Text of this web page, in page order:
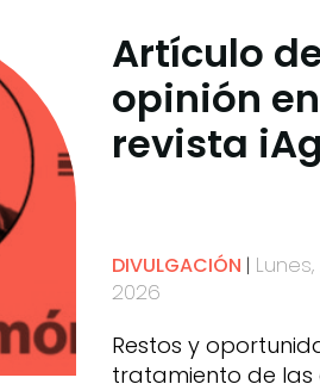
Artículo
opinión en
revista
DIVULGACIÓN
2026
Restos y
tratamiento de las